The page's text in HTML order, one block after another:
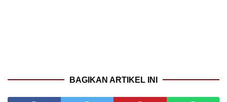
BAGIKAN ARTIKEL INI